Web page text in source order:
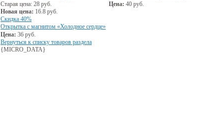
Старая цена: 28 руб.
Новая цена: 16.8 руб.
Скидка 40%
Цена: 40 руб.
Открытка с магнитом «Холодное сердце»
Цена: 36 руб.
Вернуться к списку товаров раздела
{MICRO_DATA}